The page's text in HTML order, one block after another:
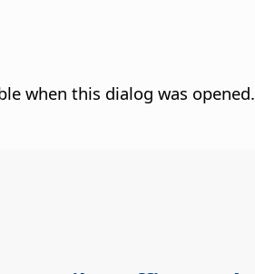
when this dialog was opened.